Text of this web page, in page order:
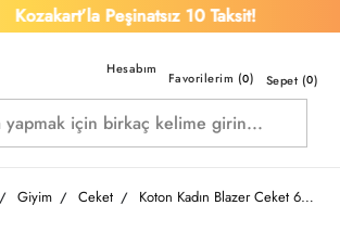
Kozakart’la Peşinatsız 10 Taksit!
Favorilerim (0) Sepet (0)
Giyim Ceket Koton Kadın Blazer Ceket 6SAK50039UW